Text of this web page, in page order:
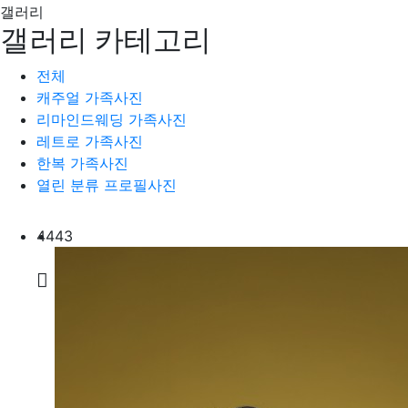
갤러리
갤러리 카테고리
전체
캐주얼 가족사진
리마인드웨딩 가족사진
레트로 가족사진
한복 가족사진
열린 분류 프로필사진
4443